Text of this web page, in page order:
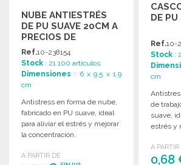
NUBE ANTIESTRÉS
DE PU SUAVE 20CM A
PRECIOS DE
MAYORISTA
Ref.10-238154
Stock : 21 100 artículos
Dimensiones : 6 x 9.5 x 1.9
cm
Antistress en forma de nube,
fabricado en PU suave, ideal
para aliviar el estrés y mejorar
la concentración.
A PARTIR DE
DE PU
Ref.10-
Stock :
cm
de
suave,
estrés y
A PARTIR